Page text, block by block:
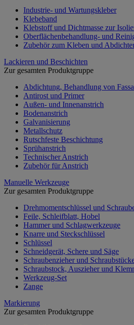
Industrie- und Wartungskleber
Klebeband
Klebstoff und Dichtmasse zur
Oberflächenbehandlung- und
Zubehör zum Kleben und
Lackieren und Beschichten
Zur gesamten Produktgruppe
Abdichtung, Behandlung von
Antirost und Primer
Außen- und Innenanstrich
Bodenanstrich
Galvanisierung
Metallschutz
Rutschfeste Beschichtung
Sprühanstrich
Technischer Anstrich
Zubehör für Anstrich
Manuelle Werkzeuge
Zur gesamten Produktgruppe
Drehmomentschlüssel und
Feile, Schleifblatt, Hobel
Hammer und Schlagwerkzeuge
Knarre und Steckschlüssel
Schlüssel
Schneidgerät, Schere und Säge
Schraubenzieher und
Schraubstock, Auszieher und
Werkzeug-Set
Zange
Markierung
Zur gesamten Produktgruppe